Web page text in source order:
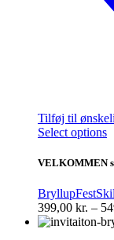
Tilføj til
Select options
VELKOMMEN
BryllupFest
399,00 kr. –